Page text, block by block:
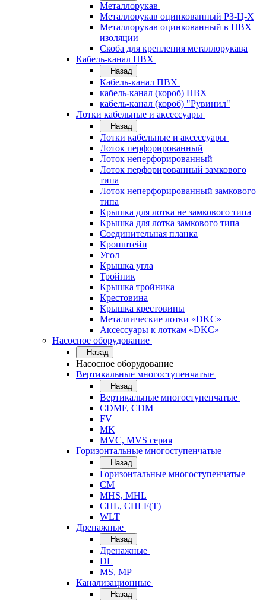
Металлорукав
Металлорукав оцинкованный РЗ-Ц-Х
Металлорукав оцинкованный в ПВХ
изоляции
Скоба для крепления металлорукава
Кабель-канал ПВХ
Назад
Кабель-канал ПВХ
кабель-канал (короб) ПВХ
кабель-канал (короб) "Рувинил"
Лотки кабельные и аксессуары
Назад
Лотки кабельные и аксессуары
Лоток перфорированный
Лоток неперфорированный
Лоток перфорированный замкового
типа
Лоток неперфорированный замкового
типа
Крышка для лотка не замкового типа
Крышка для лотка замкового типа
Соединительная планка
Кронштейн
Угол
Крышка угла
Тройник
Крышка тройника
Крестовина
Крышка крестовины
Металлические лотки «DKC»
Аксессуары к лоткам «DKC»
Насосное оборудование
Назад
Насосное оборудование
Вертикальные многоступенчатые
Назад
Вертикальные многоступенчатые
CDMF, CDM
FV
MK
MVC, MVS серия
Горизонтальные многоступенчатые
Назад
Горизонтальные многоступенчатые
CM
MHS, MHL
CHL, CHLF(T)
WLT
Дренажные
Назад
Дренажные
DL
MS, MP
Канализационные
Назад